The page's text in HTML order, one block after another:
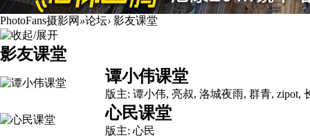
PhotoFans摄影网 »论坛› 影友课堂
影友课堂
谭小伟课堂
版主: 谭小伟, 亮叔, 洛城夜雨, 群青, zipot,
心民课堂
版主: 心民